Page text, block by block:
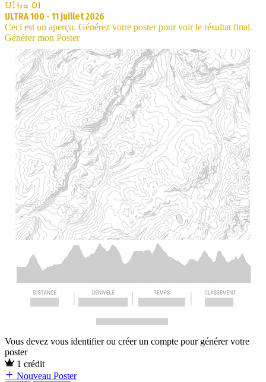
Ultra 01
ULTRA 100 - 11 juillet 2026
Ceci est un aperçu. Générez votre poster pour voir le résultat final.
Générer mon Poster
Vous devez vous identifier ou créer un compte pour générer votre
poster
1 crédit
Nouveau Poster